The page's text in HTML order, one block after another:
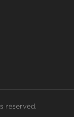
reserved.